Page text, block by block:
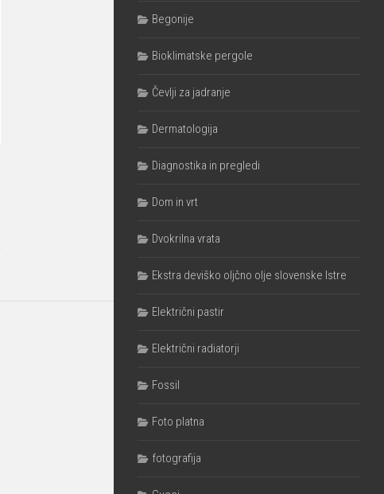
Begonije
Bioklimatske pergole
Čevlji za jadranje
Dermatologija
Diagnostika in pregledi
Dom in vrt
Dvokrilna vrata
Ekstra deviško oljčno olje slovenske Istre
Električni pastir
Električni radiatorji
Fossil
Foto platna
fotografija